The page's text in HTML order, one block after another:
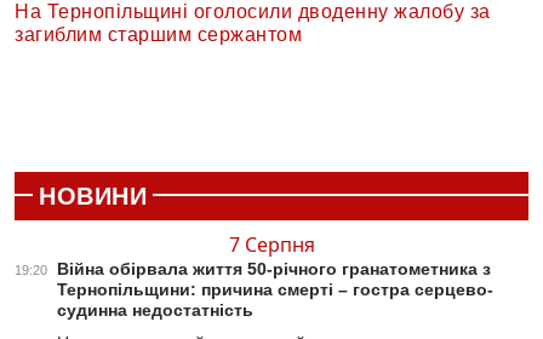
На Тернопільщині оголосили дводенну жалобу за
загиблим старшим сержантом
НОВИНИ
7 Серпня
19:20
Війна обірвала життя 50-річного гранатометника з
Тернопільщини: причина смерті – гостра серцево-
судинна недостатність